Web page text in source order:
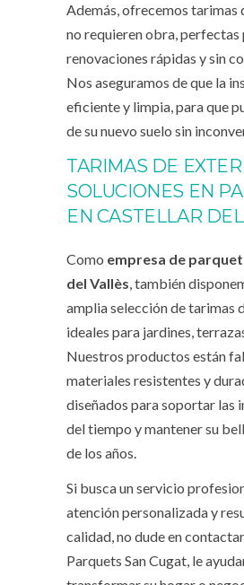
Además, ofrecemos tarimas
no requieren obra, perfectas
renovaciones rápidas y sin
Nos aseguramos de que la
eficiente y limpia, para que
de su nuevo suelo sin
TARIMAS DE
SOLUCIONES EN
EN CASTELLAR
Como empresa de
del Vallès, también
amplia selección de tarimas
ideales para jardines,
Nuestros productos están
materiales resistentes y
diseñados para soportar las
del tiempo y mantener su
de los años.
Si busca un servicio
atención personalizada y
calidad, no dude en
Parquets San Cugat, le